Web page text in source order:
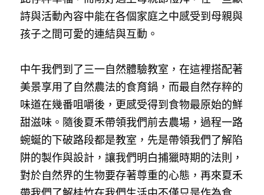
詩與活動內容中能在各個家庭之中感受到母親與
孩子之間可愛的連結與互動。
中午我們到了三一自然體驗教室，在這裡搭配著
美景享用了自然農法的食育鍋，而最自然存粹的
味道在幾番咀嚼後，更感受得到食物最原始的鮮
甜滋味。隨後夏禾帶領我們前去農場，過程一路
蜿蜒的下破路段都是教室，先是帶領我們了解陷
阱的製作與設計，讓我們明白捕獵時期的法則，
對於自然界的生物要存著尊重的心態，再來夏禾